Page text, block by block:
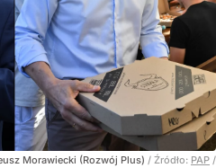
Morawiecki (Rozwój Plus) / Źródło: PAP /